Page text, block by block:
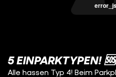
5 EINPARKTYPEN!